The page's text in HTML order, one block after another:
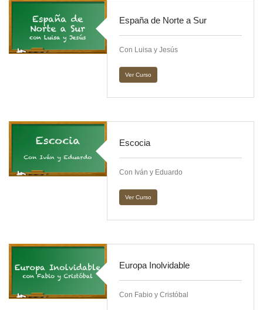
España de Norte a Sur
Con Luisa y Jesús
Ver Curso
Escocia
Con Iván y Eduardo
Ver Curso
Europa Inolvidable
Con Fabio y Cristóbal